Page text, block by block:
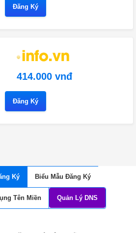
Đăng Ký
414.000 vnđ
Đăng Ký
Ký Biểu Mẫu Đăng Ký
Tên Miền Quản Lý DNS